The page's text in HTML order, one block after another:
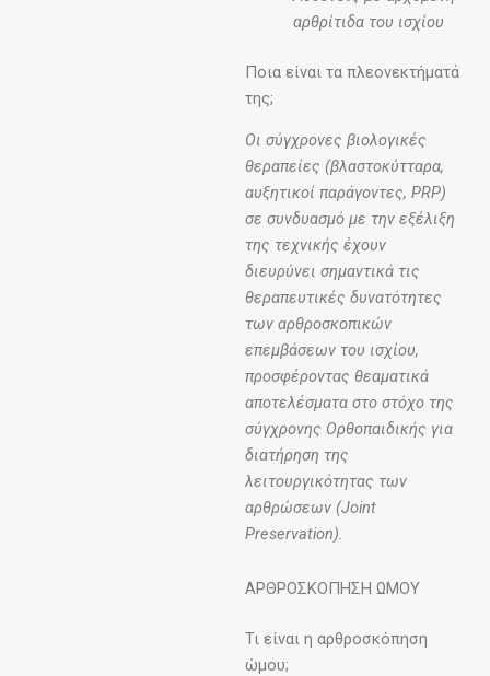
αρθρίτιδα του ισχίου
Ποια είναι τα πλεονεκτήματά
της;
Οι σύγχρονες βιολογικές
θεραπείες (βλαστοκύτταρα,
αυξητικοί παράγοντες, PRP)
σε συνδυασμό με την εξέλιξη
της τεχνικής έχουν
διευρύνει σημαντικά τις
θεραπευτικές δυνατότητες
των αρθροσκοπικών
επεμβάσεων του ισχίου,
προσφέροντας θεαματικά
αποτελέσματα στο στόχο της
σύγχρονης Ορθοπαιδικής για
διατήρηση της
λειτουργικότητας των
αρθρώσεων (Joint
Preservation).
ΑΡΘΡΟΣΚΟΠΗΣΗ ΩΜΟΥ
Τι είναι η αρθροσκόπηση
ώμου;